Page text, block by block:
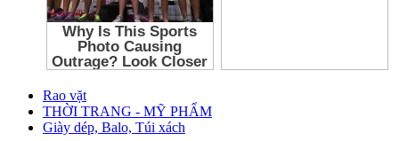
Rao vặt
THỜI TRANG - MỸ PHẨM
Giày dép, Balo, Túi xách